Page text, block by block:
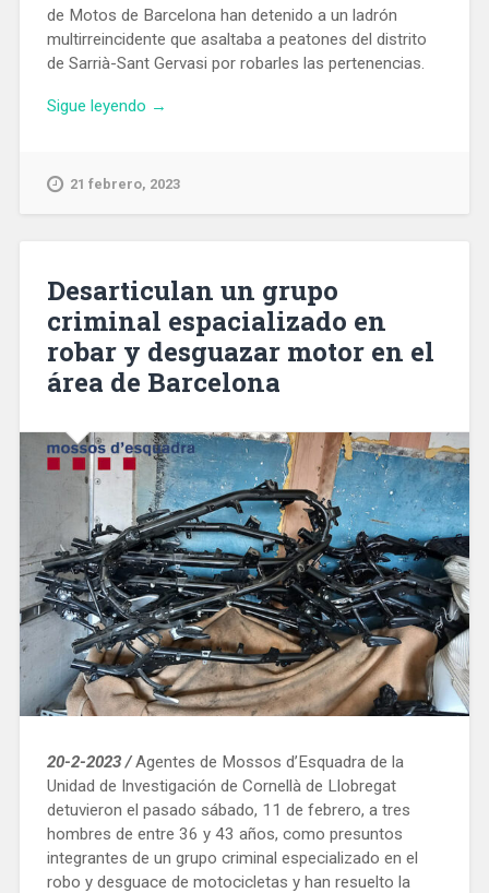
de Motos de Barcelona han detenido a un ladrón
multirreincidente que asaltaba a peatones del distrito
de Sarrià-Sant Gervasi por robarles las pertenencias.
Sigue leyendo «Ingresa
un
robos
violentos
en
Barcelona»
→
21 febrero, 2023
Desarticulan un grupo
criminal espacializado en
robar y desguazar motor en el
área de Barcelona
20-2-2023 /Agentes de Mossos d’Esquadra de la
Unidad de Investigación de Cornellà de Llobregat
detuvieron el pasado sábado, 11 de febrero, a tres
hombres de entre 36 y 43 años, como presuntos
integrantes de un grupo criminal especializado en el
robo y desguace de motocicletas y han resuelto la